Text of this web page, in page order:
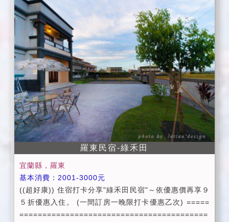
羅東民宿-綠禾田
宜蘭縣，羅東
基本消費：2001-3000元
((超好康)) 住宿打卡分享"綠禾田民宿"～依優惠價再享９
５折優惠入住。 (一間訂房一晚限打卡優惠乙次) =====
=========================================